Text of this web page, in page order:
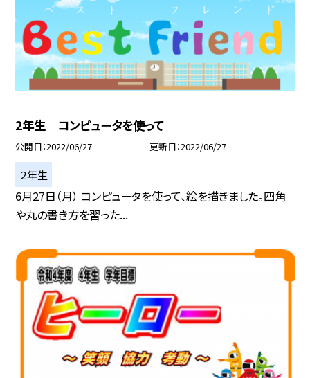
2年生 コンピュータを使って
公開日 2022/06/27 更新日 2022/06/27
２年生
6月27日（月） コンピュータを使って、絵を描きました。四角
や丸の書き方を習った...